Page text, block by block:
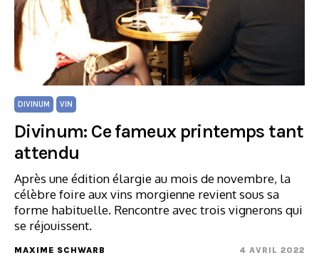
DIVINUM VIN
Divinum: Ce fameux printemps tant
attendu
Après une édition élargie au mois de novembre, la
célèbre foire aux vins morgienne revient sous sa
forme habituelle. Rencontre avec trois vignerons qui
se réjouissent.
MAXIME SCHWARB 4 AVRIL 2022